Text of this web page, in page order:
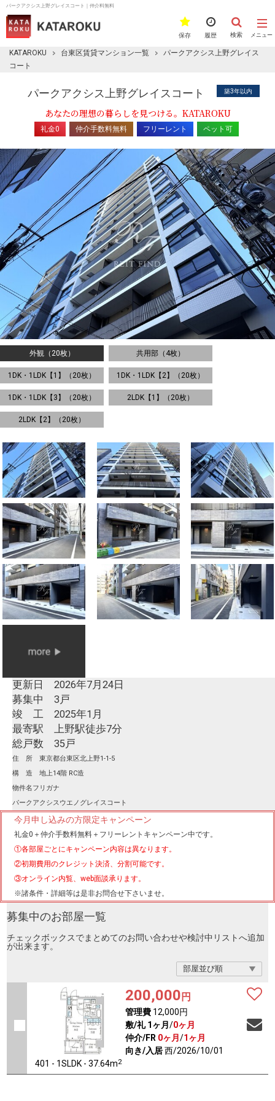
パークアクシス上野グレイスコート｜仲介料無料
メニュー
検索
履歴
保存
KATAROKU 台東区賃貸マンション一覧
パークアクシス上野グレイス
コート
パークアクシス上野グレイスコート 築3年以内
あなたの理想の暮らしを見つける。KATAROKU
礼金0 仲介手数料無料 フリーレント ペット可
外観（20枚） 共用部（4枚）
1DK・1LDK【1】（20枚） 1DK・1LDK【2】（20枚）
1DK・1LDK【3】（20枚） 2LDK【1】（20枚）
2LDK【2】（20枚）
更新日 2026年7月24日
募集中 3戸
竣 工 2025年1月
最寄駅 上野駅徒歩7分
総戸数 35戸
住 所 東京都台東区北上野1-1-5
構 造 地上14階 RC造
物件名フリガナ
パークアクシスウエノグレイスコート
今月申し込みの方限定キャンペーン
礼金0 ＋ 仲介手数料無料 ＋ フリーレント キャンペーン中です。
①各部屋ごとにキャンペーン内容は異なります。
②初期費用のクレジット決済、分割可能です。
③オンライン内覧、web面談承ります。
※諸条件・詳細等は是非お問合せ下さいませ。
募集中のお部屋一覧
チェックボックスでまとめてのお問い合わせや検討中リストへ追加
が出来ます。
401 - 1SLDK - 37.64m2
200,000 円
管理費12,000円
敷/礼 1ヶ月 /0ヶ月
仲介/FR 0ヶ月 /1ヶ月
向き/入居西/2026/10/01